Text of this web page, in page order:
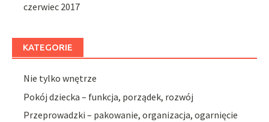
czerwiec 2017
KATEGORIE
Nie tylko wnętrze
Pokój dziecka – funkcja, porządek, rozwój
Przeprowadzki – pakowanie, organizacja, ogarnięcie